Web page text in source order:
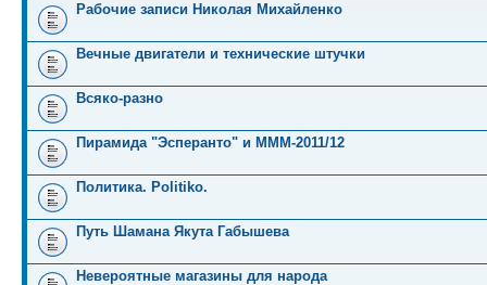
Рабочие записи Николая Михайленко
Вечные двигатели и технические штучки
Всяко-разно
Пирамида "Эсперанто" и MMM-2011/12
Политика. Politiko.
Путь Шамана Якута Габышева
Невероятные магазины для народа